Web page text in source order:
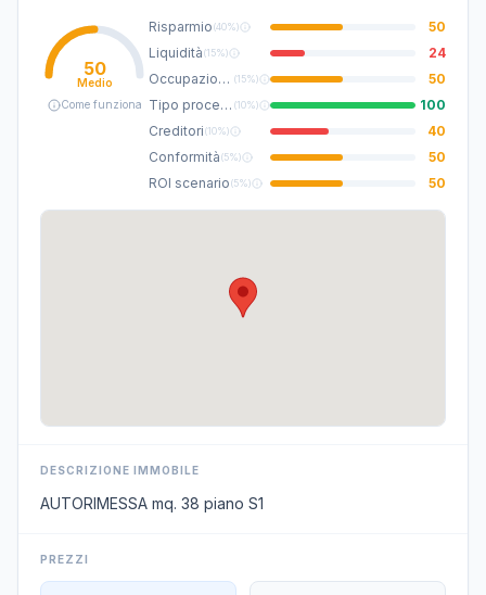
50
Medio
Come funziona
Risparmio(40%)
50
Liquidità(15%)
24
Occupazione (15%)
50
Tipo procedura (10%)
100
Creditori(10%)
40
Conformità(5%)
50
ROI scenario(5%) 50
DESCRIZIONE IMMOBILE
AUTORIMESSA mq. 38 piano S1
PREZZI